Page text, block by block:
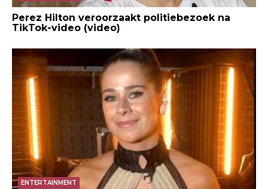
Perez Hilton veroorzaakt politiebezoek na
TikTok-video (video)
ENTERTAINMENT